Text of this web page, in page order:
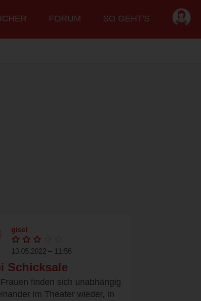
FORUM SO GEHT'S
gisel
13.05.2022 – 11:56
Schicksale
finden sich unabhängig
im Theater wieder, in